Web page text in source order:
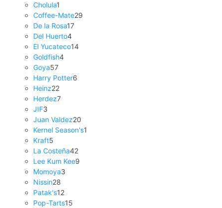
Cholula1
Coffee-Mate29
De la Rosa17
Del Huerto4
El Yucateco14
Goldfish4
Goya57
Harry Potter6
Heinz22
Herdez7
JIF3
Juan Valdez20
Kernel Season's1
Kraft5
La Costeña42
Lee Kum Kee9
Momoya3
Nissin28
Patak's12
Pop-Tarts15